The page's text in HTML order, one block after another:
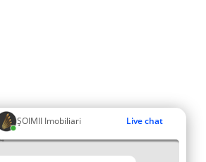
ȘOIMII Imobiliari Live chat